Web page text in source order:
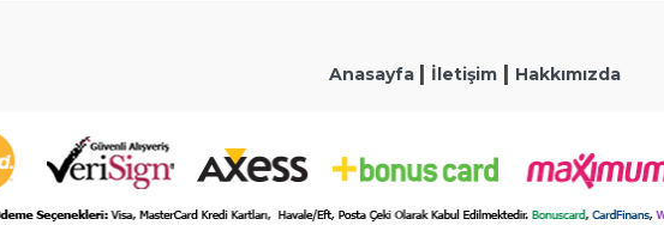
Anasayfa | İletişim| Hakkımızda